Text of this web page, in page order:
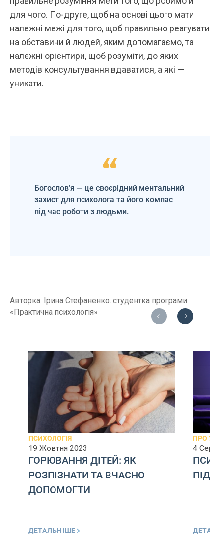
для чого. По-друге, щоб на основі цього мати
належні межі для того, щоб правильно реагувати
на обставини й людей, яким допомагаємо, та
належні орієнтири, щоб розуміти, до яких
методів консультування вдаватися, а які —
уникати.
Богослов’я — це своєрідний ментальний
захист для психолога та його компас
під час роботи з людьми.
Авторка: Ірина Стефаненко, студентка програми
«Практична психологія»
Previous
ПСИХОЛОГІЯ
19 Жовтня 2023
ГОРЮВАННЯ ДІТЕЙ: ЯК
РОЗПІЗНАТИ ТА ВЧАСНО
ДОПОМОГТИ
ДЕТАЛЬНІШЕ
ПРО
4
ПІД
Next